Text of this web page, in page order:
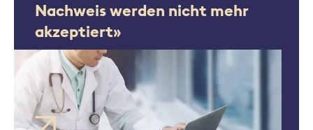
Nachweis werden nicht mehr
akzeptiert»